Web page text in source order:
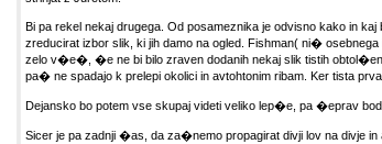
Bi pa rekel nekaj drugega. Od posameznika je odvisno kako in
zreducirat izbor slik, ki jih damo na ogled. Fishman( ni�
zelo v�e�, �e ne bi bilo zraven dodanih nekaj slik tistih
pa� ne spadajo k prelepi okolici in avtohtonim ribam. Ker tista
Dejansko bo potem vse skupaj videti veliko lep�e, pa �eprav
Sicer je pa zadnji �as, da za�nemo propagirat divji lov na divje